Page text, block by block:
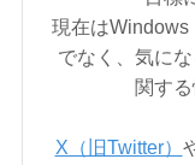
現在はWindows
でなく、気に
関す
X（旧Twitter）